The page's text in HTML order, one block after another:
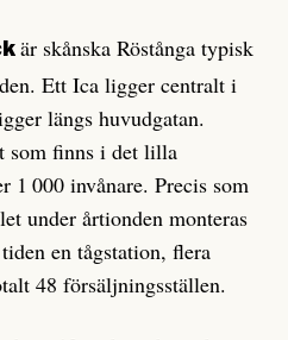
är skånska Röstånga typisk
Ett Ica ligger centralt i
längs huvudgatan.
som finns i det lilla
1 000 invånare. Precis som
under årtionden monteras
en tågstation, flera
48 försäljningsställen.